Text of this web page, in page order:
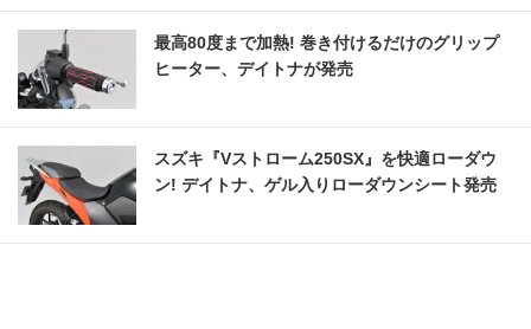
最高80度まで加熱! 巻き付けるだけのグリップ
ヒーター、デイトナが発売
スズキ『Vストローム250SX』を快適ローダウ
ン! デイトナ、ゲル入りローダウンシート発売